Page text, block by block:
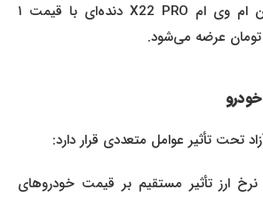
لیست است. همچنین ام وی ام X22 PRO دنده‌ای با قیمت ۱
تحت تأثیر عوامل متعددی قرار دارد:
ارز تأثیر مستقیم بر قیمت خودروهای